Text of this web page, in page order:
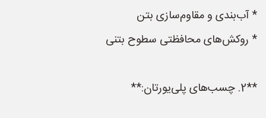
* آب‌بندی و مقاوم‌سازی بتن
* روکش‌های محافظتی سطوح بتنی
**2. چسب‌های پلی‌یورتان:**